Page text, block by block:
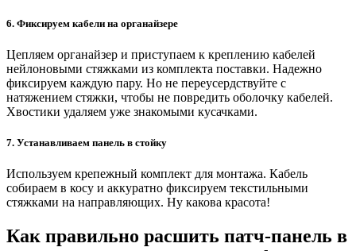
6. Фиксируем кабели на органайзере
Цепляем органайзер и приступаем к креплению кабелей
нейлоновыми стяжками из комплекта поставки. Надежно
фиксируем каждую пару. Но не переусердствуйте с
натяжением стяжки, чтобы не повредить оболочку кабелей.
Хвостики удаляем уже знакомыми кусачками.
7. Устанавливаем панель в стойку
Используем крепежный комплект для монтажа. Кабель
собираем в косу и аккуратно фиксируем текстильными
стяжками на направляющих. Ну какова красота!
Как правильно расшить патч-панель в